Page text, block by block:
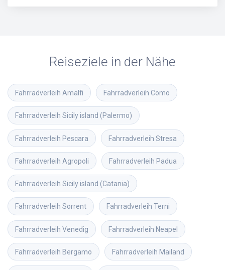
Reiseziele in der Nähe
Fahrradverleih Amalfi Fahrradverleih Como
Fahrradverleih Sicily island (Palermo)
Fahrradverleih Pescara Fahrradverleih Stresa
Fahrradverleih Agropoli Fahrradverleih Padua
Fahrradverleih Sicily island (Catania)
Fahrradverleih Sorrent Fahrradverleih Terni
Fahrradverleih Venedig Fahrradverleih Neapel
Fahrradverleih Bergamo Fahrradverleih Mailand